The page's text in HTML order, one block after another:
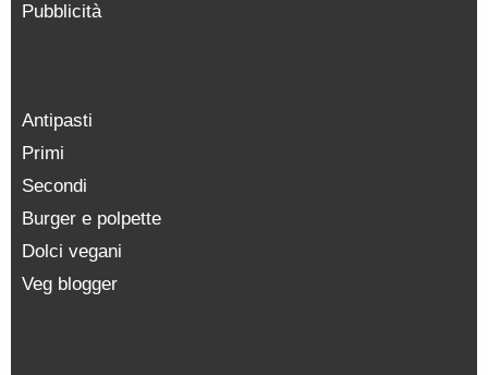
Pubblicità
Antipasti
Primi
Secondi
Burger e polpette
Dolci vegani
Veg blogger